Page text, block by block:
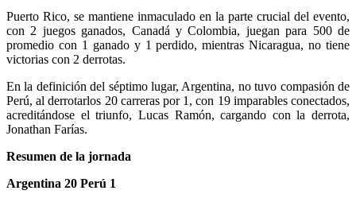
Puerto Rico, se mantiene inmaculado en la parte crucial del evento,
con 2 juegos ganados, Canadá y Colombia, juegan para 500 de
promedio con 1 ganado y 1 perdido, mientras Nicaragua, no tiene
victorias con 2 derrotas.
En la definición del séptimo lugar, Argentina, no tuvo compasión de
Perú, al derrotarlos 20 carreras por 1, con 19 imparables conectados,
acreditándose el triunfo, Lucas Ramón, cargando con la derrota,
Jonathan Farías.
Resumen de la jornada
Argentina 20 Perú 1